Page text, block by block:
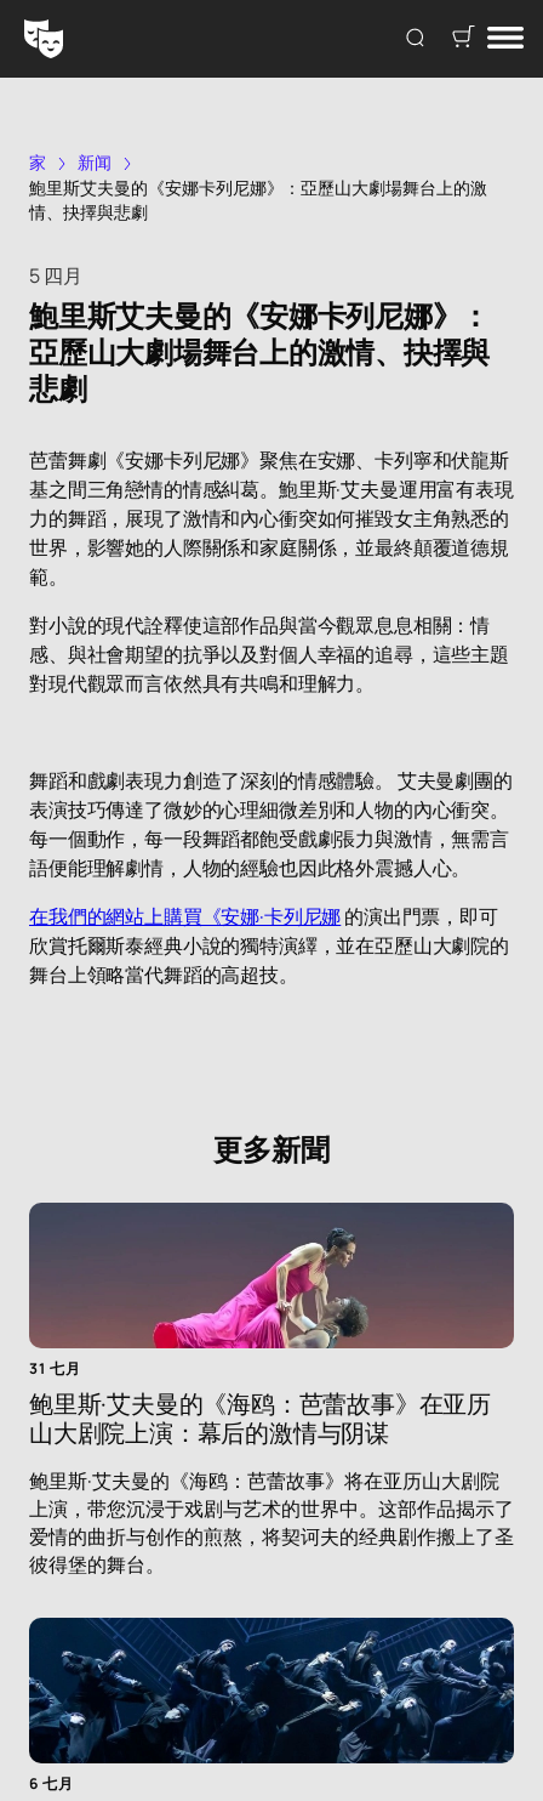
家
新闻
鮑里斯艾夫曼的《安娜卡列尼娜》：亞歷山大劇場舞台上的激
情、抉擇與悲劇
5 四月
鮑里斯艾夫曼的《安娜卡列尼娜》：
亞歷山大劇場舞台上的激情、抉擇與
悲劇
芭蕾舞劇《安娜卡列尼娜》聚焦在安娜、卡列寧和伏龍斯
基之間三角戀情的情感糾葛。鮑里斯·艾夫曼運用富有表現
力的舞蹈，展現了激情和內心衝突如何摧毀女主角熟悉的
世界，影響她的人際關係和家庭關係，並最終顛覆道德規
範。
對小說的現代詮釋使這部作品與當今觀眾息息相關：情
感、與社會期望的抗爭以及對個人幸福的追尋，這些主題
對現代觀眾而言依然具有共鳴和理解力。
舞蹈和戲劇表現力創造了深刻的情感體驗。 艾夫曼劇團的
表演技巧傳達了微妙的心理細微差別和人物的內心衝突。
每一個動作，每一段舞蹈都飽受戲劇張力與激情，無需言
語便能理解劇情，人物的經驗也因此格外震撼人心。
在我們的網站上購買《安娜·卡列尼娜的演出門票，即可
欣賞托爾斯泰經典小說的獨特演繹，並在亞歷山大劇院的
舞台上領略當代舞蹈的高超技。
更多新聞
31 七月
鲍里斯·艾夫曼的《海鸥：芭蕾故事》在亚历
山大剧院上演：幕后的激情与阴谋
鲍里斯·艾夫曼的《海鸥：芭蕾故事》将在亚历山大剧院
上演，带您沉浸于戏剧与艺术的世界中。这部作品揭示了
爱情的曲折与创作的煎熬，将契诃夫的经典剧作搬上了圣
彼得堡的舞台。
6 七月